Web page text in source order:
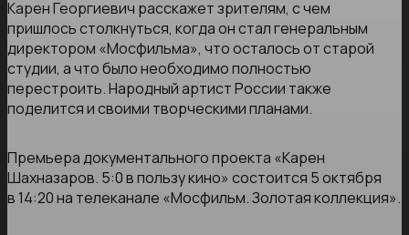
Карен Георгиевич расскажет зрителям, с чем
пришлось столкнуться, когда он стал генеральным
директором «Мосфильма», что осталось от старой
студии, а что было необходимо полностью
перестроить. Народный артист России также
поделится и своими творческими планами.
Премьера документального проекта «Карен
Шахназаров. 5:0 в пользу кино» состоится 5 октября
в 14:20 на телеканале «Мосфильм. Золотая коллекция».